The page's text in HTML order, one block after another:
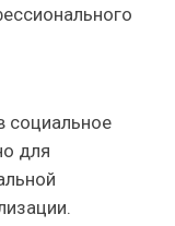
социальное
для